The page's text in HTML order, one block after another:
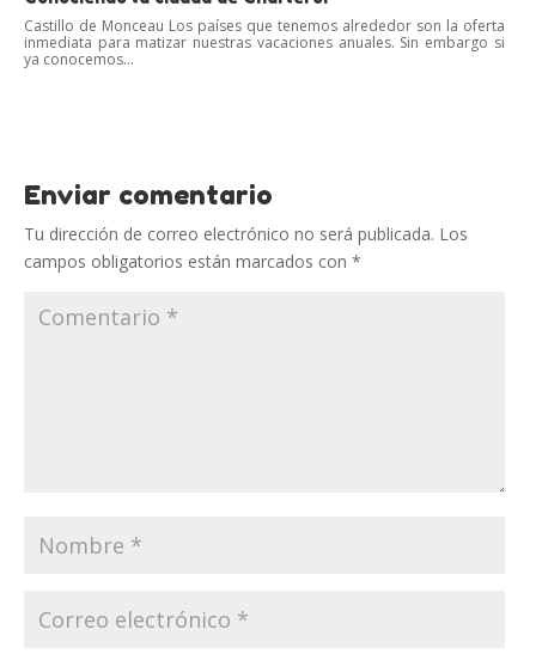
Castillo de Monceau Los países que tenemos alrededor son la oferta
inmediata para matizar nuestras vacaciones anuales. Sin embargo si
ya conocemos...
Enviar comentario
Tu dirección de correo electrónico no será publicada. Los
campos obligatorios están marcados con *